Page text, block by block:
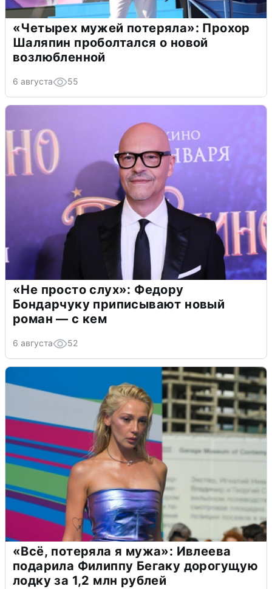
«Четырех мужей потеряла»: Прохор
Шаляпин проболтался о новой
возлюбленной
6 августа 55
«Не просто слух»: Федору
Бондарчуку приписывают новый
роман — с кем
6 августа 52
«Всё, потеряла я мужа»: Ивлеева
подарила Филиппу Бегаку дорогущую
лодку за 1,2 млн рублей